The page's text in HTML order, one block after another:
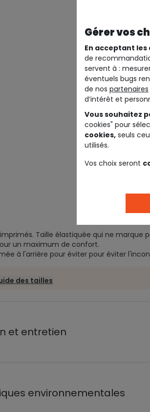
Taille élastiquée qui ne marque
un maximum de confort.
à l'arrière pour éviter pour éviter
des tailles
et entretien
environnementales
Gérer vos
En acceptant les
de
servent à :
éventuels bugs
de nos partenaires
d’intérêt et
Vous souhaitez
cookies" pour
cookies, seuls
utilisés.
Vos choix seront